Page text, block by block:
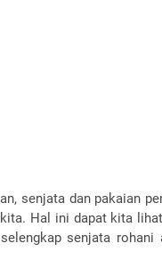
senjata dan pakaian
Hal ini dapat kita
senjata